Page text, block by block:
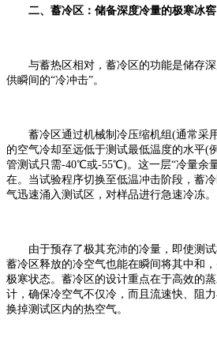
二、蓄冷区：储备深度冷量的极寒冰窖
与蓄热区相对，蓄冷区的功能是储存深
供瞬间的“冷冲击”。
蓄冷区通过机械制冷压缩机组(通常采
的空气冷却至远低于测试最低温度的水平(
管测试只需-40℃或-55℃)。这一层“冷量余
在。当试验程序切换至低温冲击阶段，蓄
气迅速涌入测试区，对样品进行急速冷冻。
由于预存了极其充沛的冷量，即使测试
蓄冷区释放的冷空气也能在瞬间将其中和
极寒状态。蓄冷区的设计重点在于高效的
计，确保冷空气不仅冷，而且流速快、阻
换掉测试区内的热空气。